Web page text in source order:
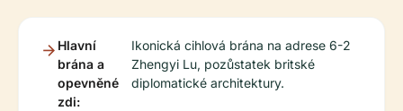
Hlavní
brána a
opevněné
zdi:
Ikonická cihlová brána na adrese 6-2
Zhengyi Lu, pozůstatek britské
diplomatické architektury.